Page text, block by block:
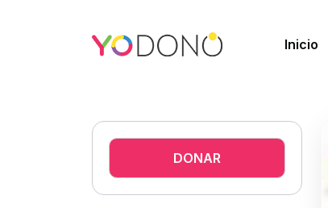
Inicio
DONAR